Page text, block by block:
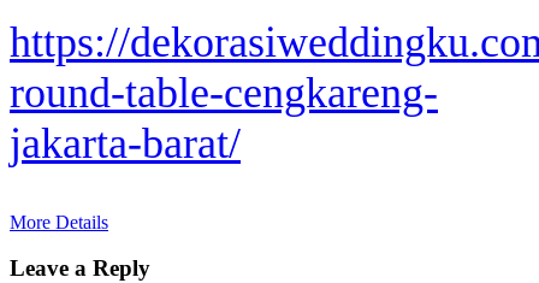
https://
round-table-cengkareng-
jakarta-barat/
More Details
Leave a Reply